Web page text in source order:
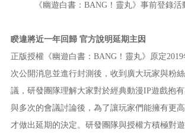
《幽遊白書：BANG！靈丸》事前登錄活
睽違將近一年回歸 官方說明延期主因
正版授權《幽遊白書：BANG！靈丸》原定
次公開消息並進行封測後，收到廣大玩家與粉
議，研發團隊理解大家對於經典動漫IP遊戲抱
與多次的會議討論後，為了讓玩家們能擁有更
才做出延期的決定。研發團隊與授權方積極對